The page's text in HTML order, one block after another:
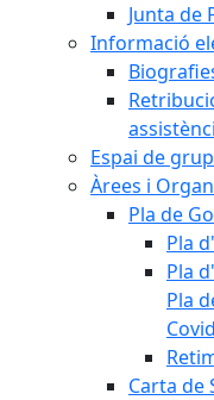
Junta de
Informació
Espai de
Àrees i
Pla de
Pla
Pla
Pla
Carta de